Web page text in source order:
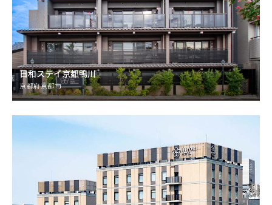
日和ステイ京都鴨川
京都府京都市